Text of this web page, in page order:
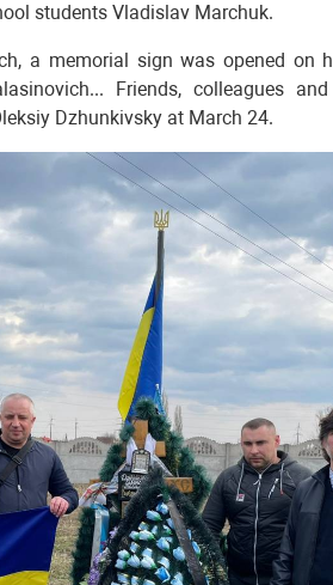
students Vladislav Marchuk.
a memorial sign was opened on
Friends, colleagues
Dzhunkivsky at March 24.